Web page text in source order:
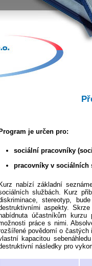
-
Program je určen pro:
sociální pracovníky
pracovníky v sociálních
Kurz nabízí základní
službách. Kurz
stereotyp,
aspekty.
účastníkům
práce s nimi.
povědomí o
kapacitou
následky pro